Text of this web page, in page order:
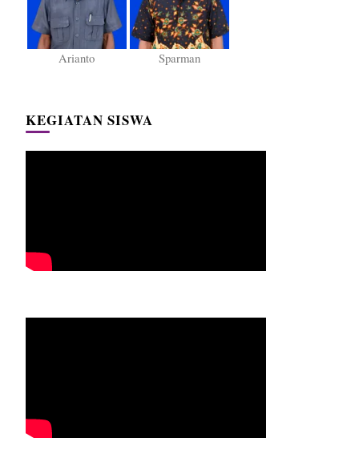
Arianto Sparman
KEGIATAN SISWA